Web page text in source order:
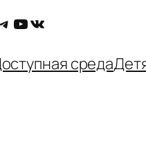
YouTube
ВКонтакте
среда